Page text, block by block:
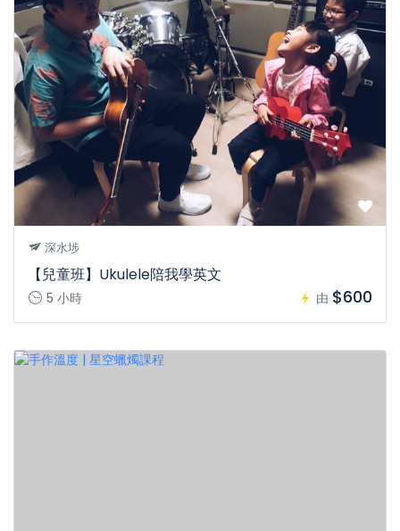
深水埗
【兒童班】Ukulele陪我學英文
5 小時 由 $600